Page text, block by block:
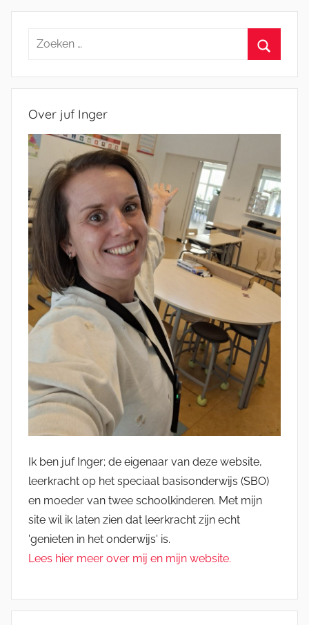
Zoeken
Over juf Inger
Ik ben juf Inger; de eigenaar van deze website,
leerkracht op het speciaal basisonderwijs (SBO)
en moeder van twee schoolkinderen. Met mijn
site wil ik laten zien dat leerkracht zijn echt
'genieten in het onderwijs' is.
Lees hier meer over mij en mijn website.